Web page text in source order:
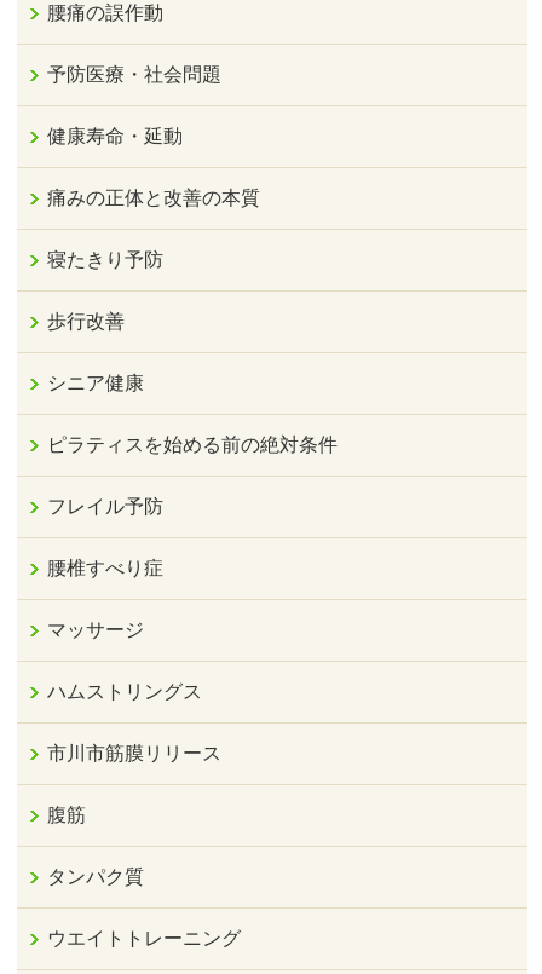
腰痛の誤作動
予防医療・社会問題
健康寿命・延動
痛みの正体と改善の本質
寝たきり予防
歩行改善
シニア健康
ピラティスを始める前の絶対条件
フレイル予防
腰椎すべり症
マッサージ
ハムストリングス
市川市筋膜リリース
腹筋
タンパク質
ウエイトトレーニング